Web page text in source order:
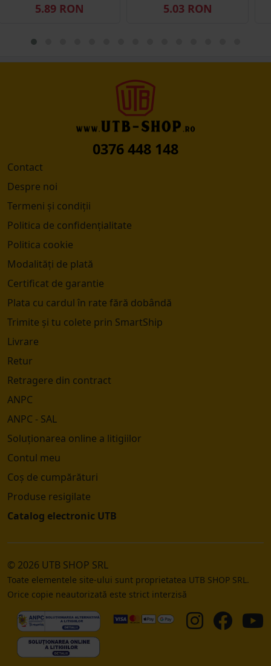
5.89 RON 5.03 RON
0376 448 148
Contact
Despre noi
Termeni și condiții
Politica de confidențialitate
Politica cookie
Modalități de plată
Certificat de garantie
Plata cu cardul în rate fără dobândă
Trimite și tu colete prin SmartShip
Livrare
Retur
Retragere din contract
ANPC
ANPC - SAL
Soluționarea online a litigiilor
Contul meu
Coș de cumpărături
Produse resigilate
Catalog electronic UTB
© 2026 UTB SHOP SRL
Toate elementele site-ului sunt proprietatea UTB SHOP SRL.
Orice copie neautorizată este strict interzisă